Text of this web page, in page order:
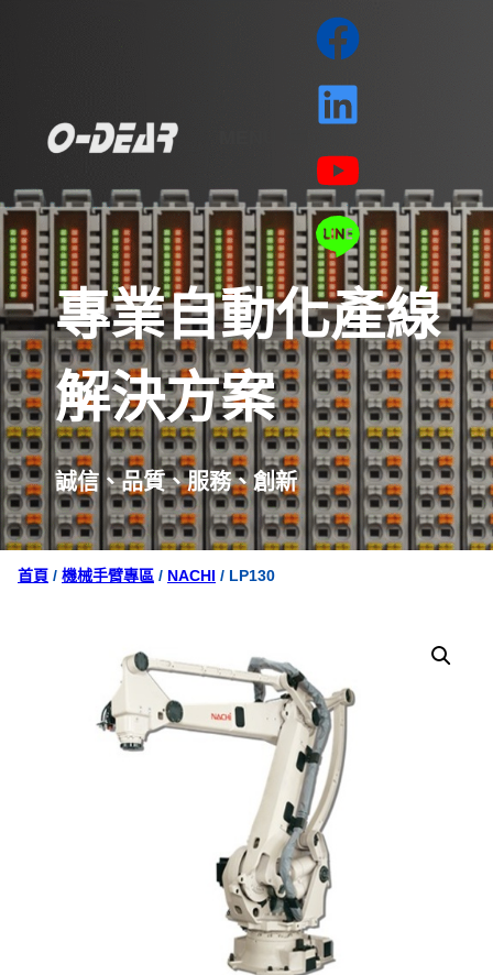
專業自動化產線
解決方案
誠信、品質、服務、創新
首頁 / 機械手臂專區 / NACHI / LP130